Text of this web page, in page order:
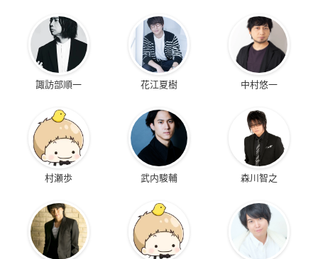
諏訪部順一 花江夏樹 中村悠一
村瀬歩 武内駿輔 森川智之